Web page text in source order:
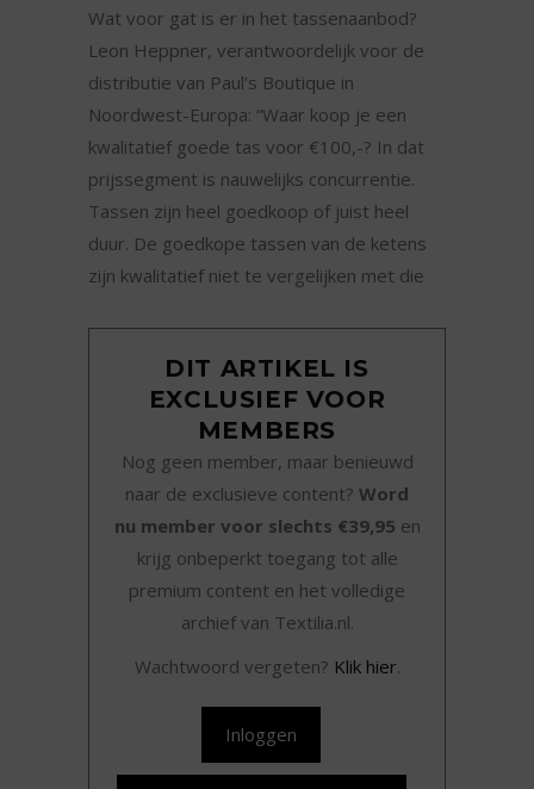
Wat voor gat is er in het tassenaanbod?
Leon Heppner, verantwoordelijk voor de
distributie van Paul’s Boutique in
Noordwest-Europa: “Waar koop je een
kwalitatief goede tas voor €100,-? In dat
prijssegment is nauwelijks concurrentie.
Tassen zijn heel goedkoop of juist heel
duur. De goedkope tassen van de ketens
zijn kwalitatief niet te vergelijken met die
DIT ARTIKEL IS
EXCLUSIEF VOOR
MEMBERS
Nog geen member, maar benieuwd
naar de exclusieve content? Word
nu member voor slechts €39,95 en
krijg onbeperkt toegang tot alle
premium content en het volledige
archief van Textilia.nl.
Wachtwoord vergeten? Klik hier.
Inloggen